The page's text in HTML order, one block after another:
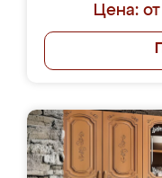
Цена: